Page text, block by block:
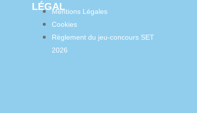
LÉGALMentions Légales
Cookies
Règlement du jeu-concours SET
2026